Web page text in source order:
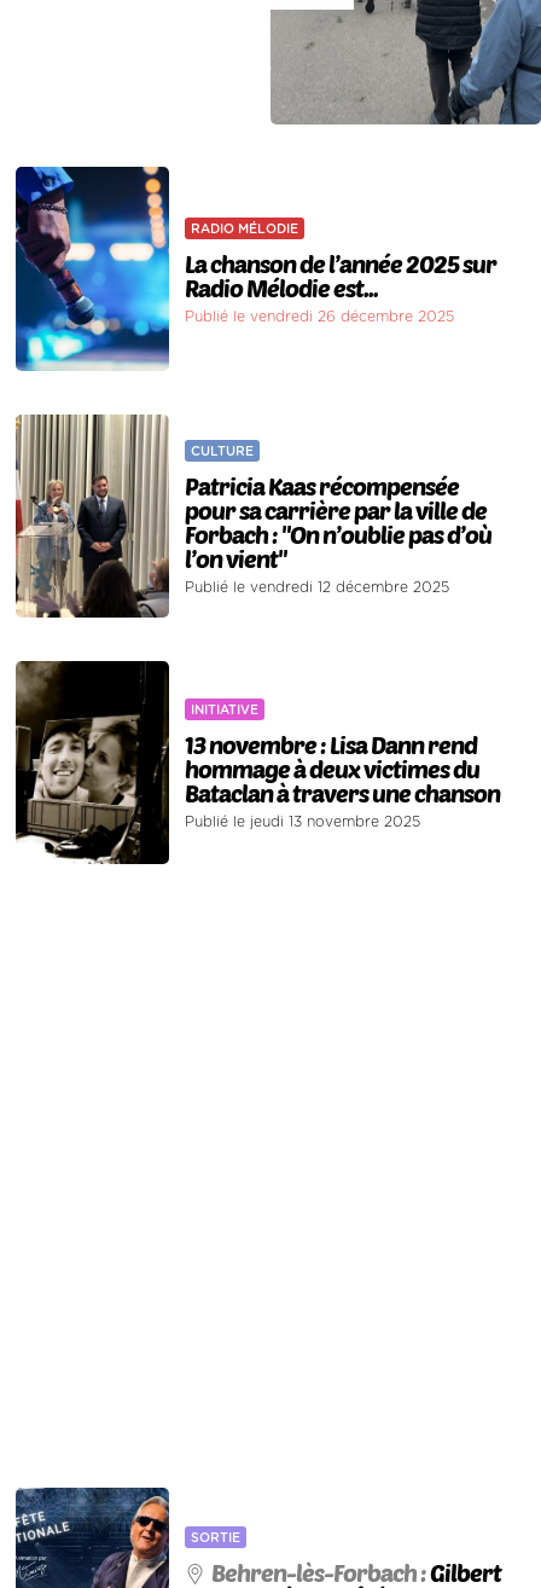
RADIO MÉLODIE
La chanson de l’année 2025 sur
Radio Mélodie est...
Publié le vendredi 26 décembre 2025
CULTURE
Patricia Kaas récompensée
pour sa carrière par la ville de
Forbach : "On n’oublie pas d’où
l’on vient"
Publié le vendredi 12 décembre 2025
INITIATIVE
13 novembre : Lisa Dann rend
hommage à deux victimes du
Bataclan à travers une chanson
Publié le jeudi 13 novembre 2025
SORTIE
Behren-lès-Forbach :Gilbert